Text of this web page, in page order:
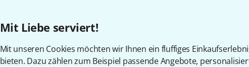
Mit Liebe serviert!
Mit unseren Cookies möchten wir Ihnen ein fluffiges
bieten. Dazu zählen zum Beispiel passende Angebote,